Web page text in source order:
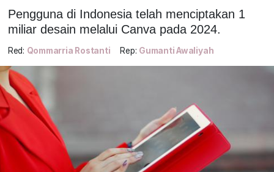
Pengguna di Indonesia telah menciptakan 1
miliar desain melalui Canva pada 2024.
Red: Qommarria Rostanti Rep: Gumanti Awaliyah